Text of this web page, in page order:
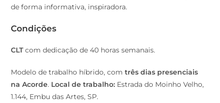
de forma informativa, inspiradora.
Condições
CLTcom dedicação de 40 horas semanais.
Modelo de trabalho híbrido, comtrês dias presenciais
na Acorde. Local de trabalho: Estrada do Moinho Velho,
1.144, Embu das Artes, SP.